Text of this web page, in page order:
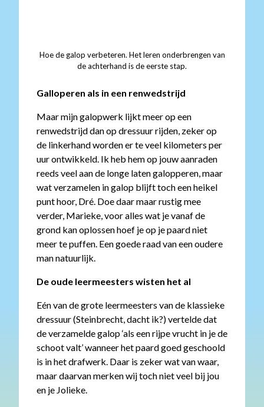
Hoe de galop verbeteren. Het leren onderbrengen van
de achterhand is de eerste stap.
Galloperen als in een renwedstrijd
Maar mijn galopwerk lijkt meer op een
renwedstrijd dan op dressuur rijden, zeker op
de linkerhand worden er te veel kilometers per
uur ontwikkeld. Ik heb hem op jouw aanraden
reeds veel aan de longe laten galopperen, maar
wat verzamelen in galop blijft toch een heikel
punt hoor, Dré. Doe daar maar rustig mee
verder, Marieke, voor alles wat je vanaf de
grond kan oplossen hoef je op je paard niet
meer te puffen. Een goede raad van een oudere
man natuurlijk.
De oude leermeesters wisten het al
Eén van de grote leermeesters van de klassieke
dressuur (Steinbrecht, dacht ik?) vertelde dat
de verzamelde galop ‘als een rijpe vrucht in je de
schoot valt’ wanneer het paard goed geschoold
is in het drafwerk. Daar is zeker wat van waar,
maar daarvan merken wij toch niet veel bij jou
en je Jolieke.